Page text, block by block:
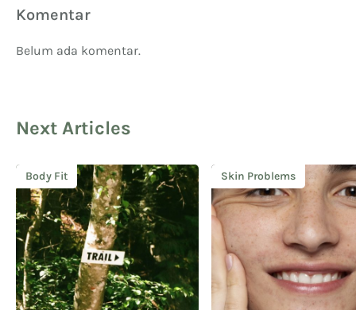
Komentar
Belum ada komentar.
Next Articles
Body Fit Skin Problems